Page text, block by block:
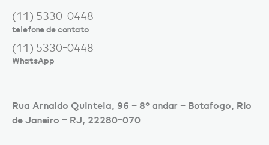
(11) 5330-0448
telefone de contato
(11) 5330-0448
WhatsApp
Rua Arnaldo Quintela, 96 – 8º andar – Botafogo, Rio
de Janeiro – RJ, 22280-070